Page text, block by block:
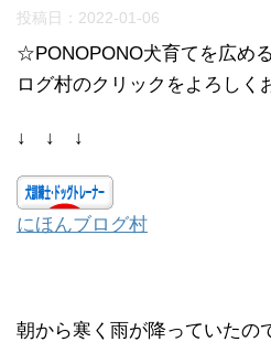
投稿日： 2022-01-06
☆PONOPONO犬育てを広め
ログ村のクリックをよろしく
↓ ↓ ↓
にほんブログ村
朝から寒く雨が降っていたの